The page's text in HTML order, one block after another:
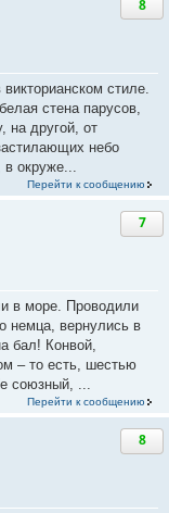
8
стиле.
стена парусов,
на другой, от
небо
окруже...
Перейти к сообщению
7
в море. Проводили
немца, вернулись в
бал! Конвой,
– то есть, шестью
союзный, ...
Перейти к сообщению
8